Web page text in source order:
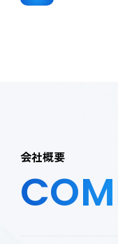
会社概要